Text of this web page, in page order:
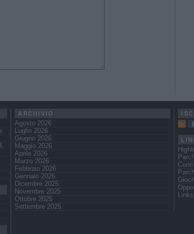
ARCHIVIO
Agosto 2026
Luglio 2026
Giugno 2026
Maggio 2026
Aprile 2026
Marzo 2026
Febbraio 2026
Gennaio 2026
Dicembre 2025
Novembre 2025
Ottobre 2025
Settembre 2025
Links